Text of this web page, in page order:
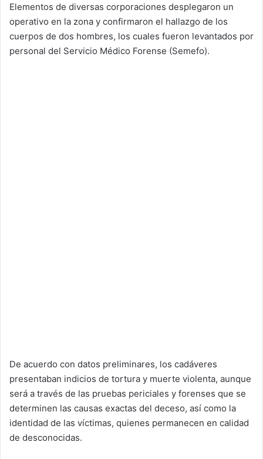
Elementos de diversas corporaciones desplegaron un
operativo en la zona y confirmaron el hallazgo de los
cuerpos de dos hombres, los cuales fueron levantados por
personal del Servicio Médico Forense (Semefo).
De acuerdo con datos preliminares, los cadáveres
presentaban indicios de tortura y muerte violenta, aunque
será a través de las pruebas periciales y forenses que se
determinen las causas exactas del deceso, así como la
identidad de las víctimas, quienes permanecen en calidad
de desconocidas.